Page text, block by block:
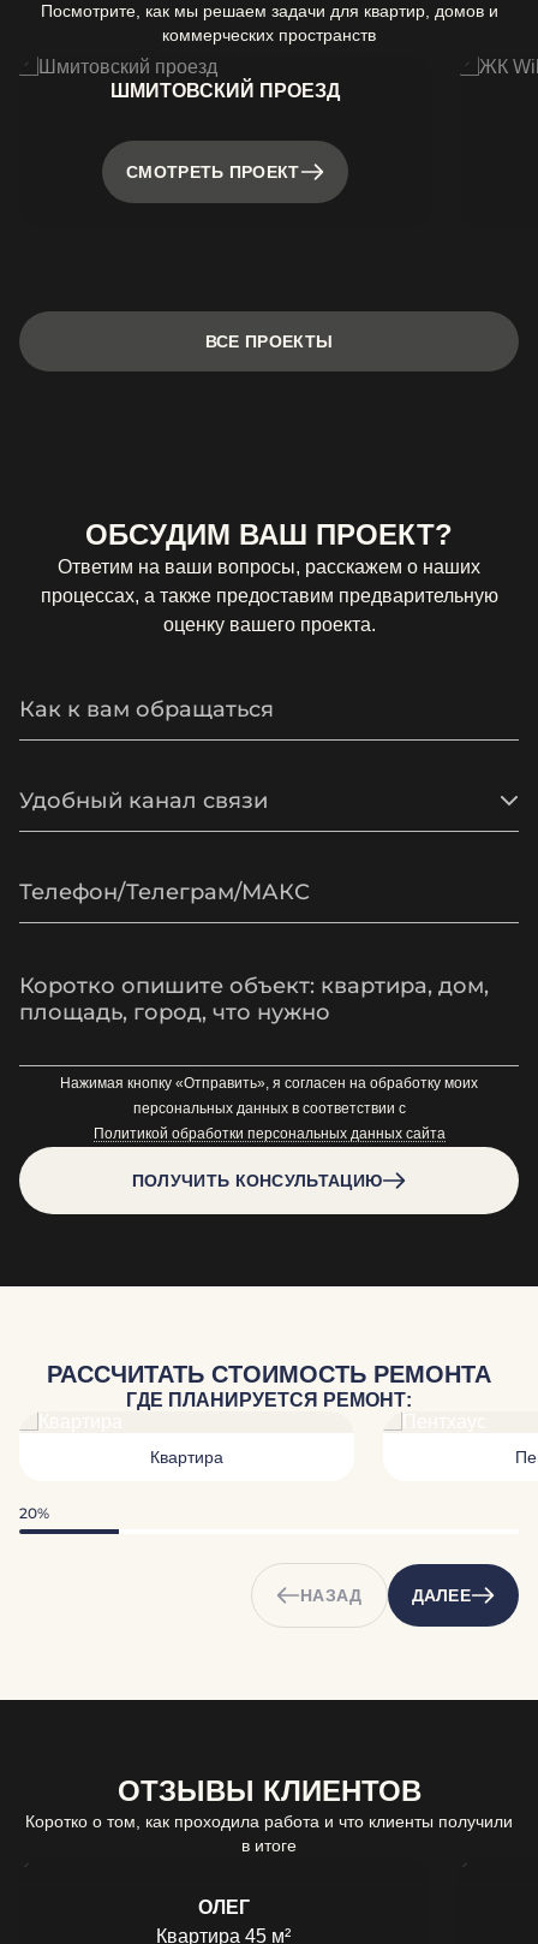
Посмотрите, как мы решаем задачи для квартир, домов и
коммерческих пространств
ШМИТОВСКИЙ ПРОЕЗД
СМОТРЕТЬ ПРОЕКТ
ВСЕ ПРОЕКТЫ
ОБСУДИМ ВАШ ПРОЕКТ?
Ответим на ваши вопросы, расскажем о наших
процессах, а также предоставим предварительную
оценку вашего проекта.
Удобный канал связи
ПОЛУЧИТЬ КОНСУЛЬТАЦИЮ
Нажимая кнопку «Отправить», я согласен на обработку моих
персональных данных в соответствии с
Политикой обработки персональных данных сайта
РАССЧИТАТЬ СТОИМОСТЬ РЕМОНТА
ГДЕ ПЛАНИРУЕТСЯ РЕМОНТ:
Квартира
20%
НАЗАД ДАЛЕЕ
ОТЗЫВЫ КЛИЕНТОВ
Коротко о том, как проходила работа и что клиенты получили
в итоге
ОЛЕГ
Квартира 45 м²